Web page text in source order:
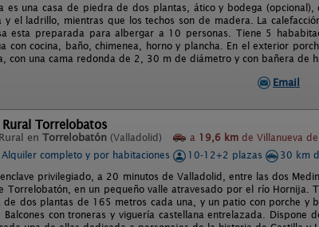
es una casa de piedra de dos plantas, ático y bodega
y el ladrillo, mientras que los techos son de madera. La
esta preparada para albergar a 10 personas. Tiene 5
con cocina, baño, chimenea, horno y plancha. En el exterior
con una cama redonda de 2, 30 m de diámetro y con bañera de
Email
Rural Torrelobatos
en Torrelobatón (Valladolid) a 19,6 km de Villanueva
Alquiler completo y por habitaciones
10-12+2 plazas
30 km
privilegiado, a 20 minutos de Valladolid, entre las dos
Torrelobatón, en un pequeño valle atravesado por el río Hornija.
de dos plantas de 165 metros cada una, y un patio con porche y
Balcones con troneras y viguería castellana entrelazada.